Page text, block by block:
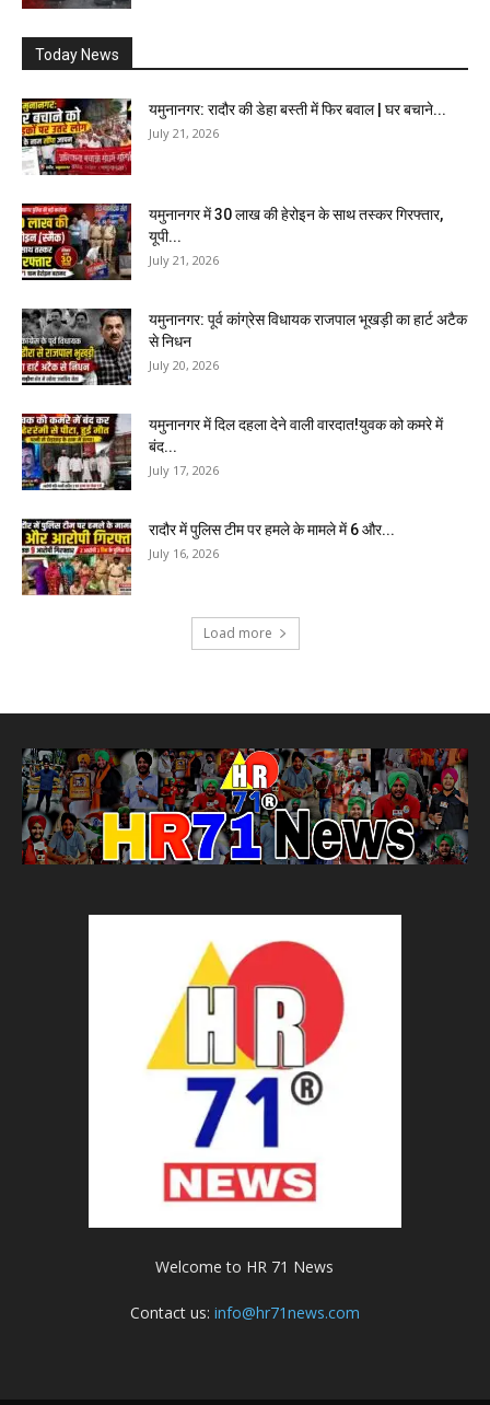
Today News
यमुनानगर: रादौर की डेहा बस्ती में फिर बवाल | घर बचाने...
July 21, 2026
यमुनानगर में 30 लाख की हेरोइन के साथ तस्कर गिरफ्तार,
यूपी...
July 21, 2026
यमुनानगर: पूर्व कांग्रेस विधायक राजपाल भूखड़ी का हार्ट अटैक
से निधन
July 20, 2026
यमुनानगर में दिल दहला देने वाली वारदात!युवक को कमरे में
बंद...
July 17, 2026
रादौर में पुलिस टीम पर हमले के मामले में 6 और...
July 16, 2026
Load more
Welcome to HR 71 News
Contact us: info@hr71news.com